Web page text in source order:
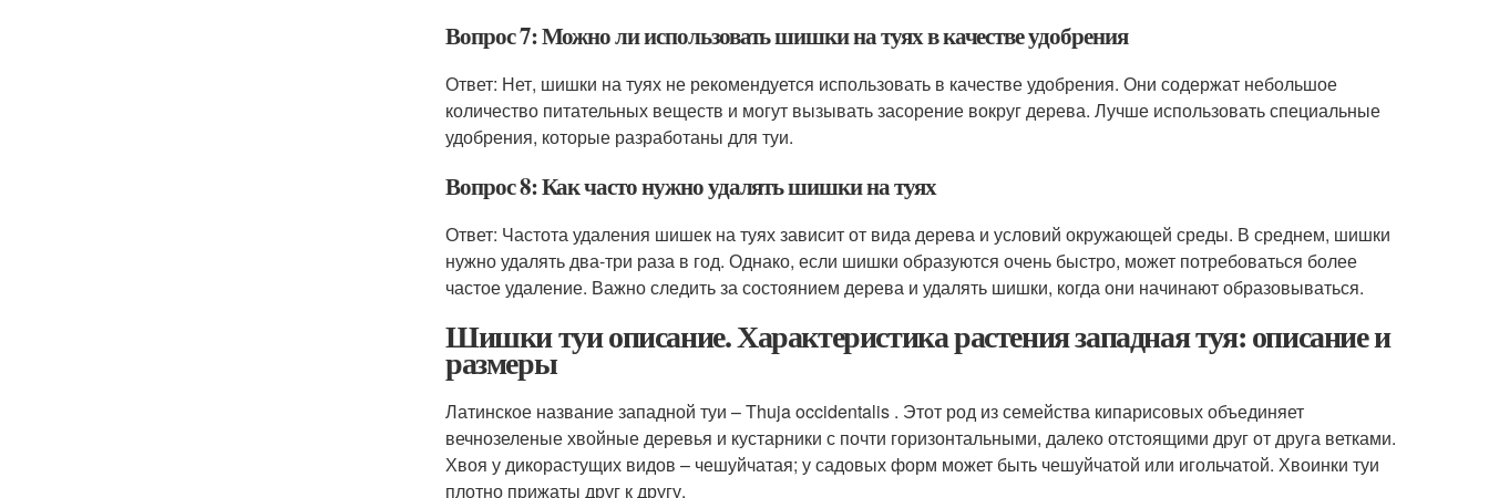
Вопрос 7: Можно ли использовать шишки на туях в качестве удобрения
Ответ: Нет, шишки на туях не рекомендуется использовать в качестве удобрения. Они содержат небольшое
количество питательных веществ и могут вызывать засорение вокруг дерева. Лучше использовать специальные
удобрения, которые разработаны для туи.
Вопрос 8: Как часто нужно удалять шишки на туях
Ответ: Частота удаления шишек на туях зависит от вида дерева и условий окружающей среды. В среднем, шишки
нужно удалять два-три раза в год. Однако, если шишки образуются очень быстро, может потребоваться более
частое удаление. Важно следить за состоянием дерева и удалять шишки, когда они начинают образовываться.
Шишки туи описание. Характеристика растения западная туя: описание и
размеры
Латинское название западной туи – Thuja occidentalis . Этот род из семейства кипарисовых объединяет
вечнозеленые хвойные деревья и кустарники с почти горизонтальными, далеко отстоящими друг от друга ветками.
Хвоя у дикорастущих видов – чешуйчатая; у садовых форм может быть чешуйчатой или игольчатой. Хвоинки туи
плотно прижаты друг к другу.